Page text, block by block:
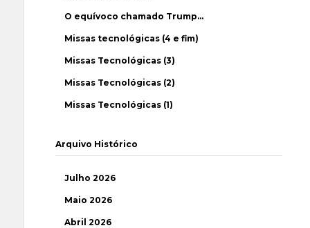
O equívoco chamado Trump…
Missas tecnológicas (4 e fim)
Missas Tecnológicas (3)
Missas Tecnológicas (2)
Missas Tecnológicas (1)
Arquivo Histórico
Julho 2026
Maio 2026
Abril 2026